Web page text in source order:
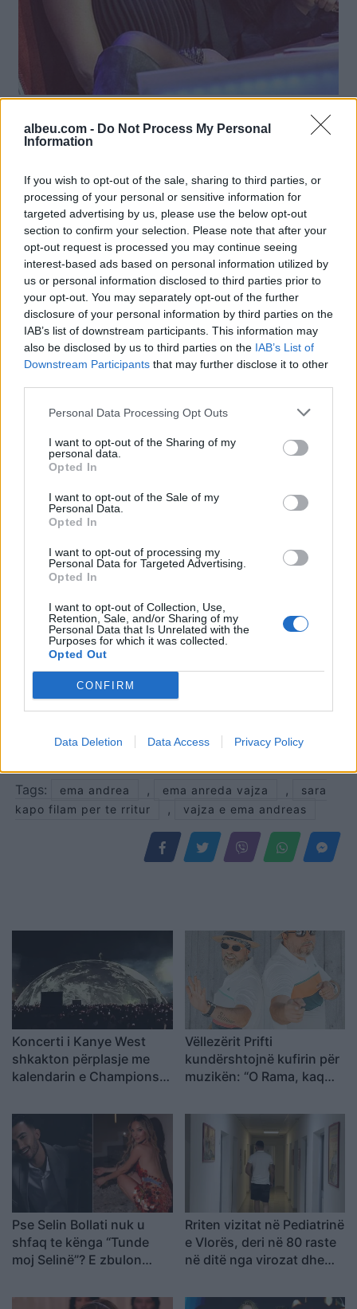
albeu.com - Do Not Process My Personal
Information
If you wish to opt-out of the sale, sharing to third parties, or
processing of your personal or sensitive information for
targeted advertising by us, please use the below opt-out
section to confirm your selection. Please note that after your
opt-out request is processed you may continue seeing
interest-based ads based on personal information utilized by
us or personal information disclosed to third parties prior to
your opt-out. You may separately opt-out of the further
disclosure of your personal information by third parties on the
IAB’s list of downstream participants. This information may
also be disclosed by us to third parties on the IAB’s List of
Downstream Participants that may further disclose it to other
Personal Data Processing Opt Outs
I want to opt-out of the Sharing of my
personal data.
Opted In
I want to opt-out of the Sale of my
Personal Data.
Opted In
I want to opt-out of processing my
Personal Data for Targeted Advertising.
Opted In
I want to opt-out of Collection, Use,
Retention, Sale, and/or Sharing of my
Personal Data that Is Unrelated with the
Purposes for which it was collected.
Opted Out
CONFIRM
Data Deletion Data Access Privacy Policy
Lajme të ngjashme:
“Nder të ndaj të njëjtën
skenë me Elsa Lilën”,
vajza e Ema Andreas për
pjesëmarrjen në Festivalin
e Këngës: Mami qau kur e
dëgjoi këngën
U nda nga jeta, vajza e
Ema Andreas prek me
dedikimin për dajën:
Përjetësisht do më
mungosh
Ema Andrea nuk mban
dot lotët: Mbrëmë kam
qenë e vogla jote e ti ylli
Tags:
ema andrea , ema anreda vajza ,
sara
kapo filam per te rritur
, vajza e ema andreas
Koncerti i Kanye West
shkakton përplasje me
kalendarin e Champions
Vëllezërit Prifti
kundërshtojnë kufirin për
muzikën: “O Rama, kaq
vendin? Keq e më keq!”
Pse Selin Bollati nuk u
shfaq te kënga “Tunde
moj Selinë”? E zbulon
mia në Europë dhe
Rriten vizitat në Pediatrinë
e Vlorës, deri në 80 raste
në ditë nga virozat dhe